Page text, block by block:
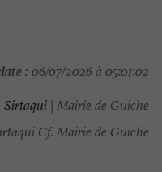
: 06/07/2026 à 05:01:02
Sirtaqui| Mairie de Guiche
Cf. Mairie de Guiche